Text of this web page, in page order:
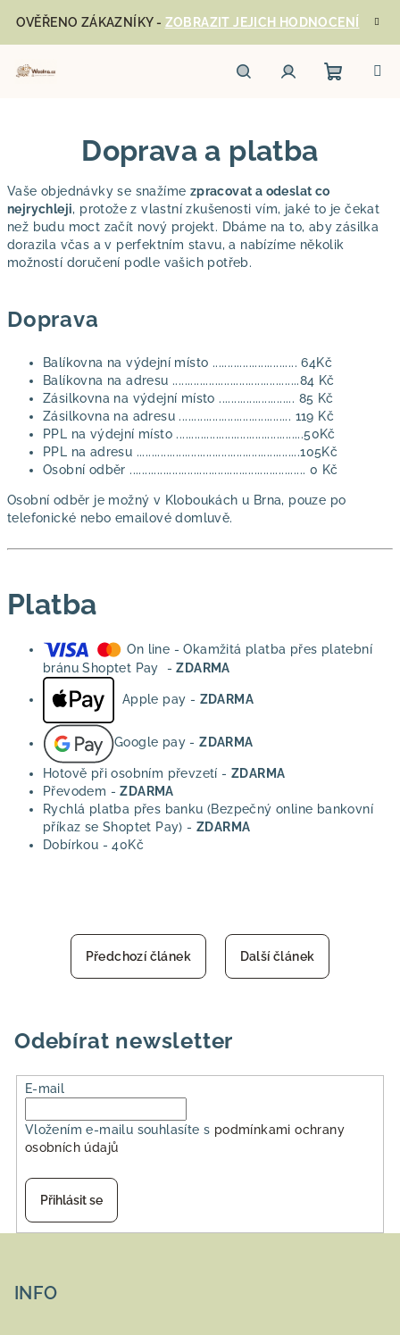
obsah
OVĚŘENO ZÁKAZNÍKY - ZOBRAZIT JEJICH HODNOCENÍ
Doprava a platba
Vaše objednávky se snažíme zpracovat a odeslat co
nejrychleji, protože z vlastní zkušenosti vím, jaké to je čekat
než budu moct začít nový projekt. Dbáme na to, aby zásilka
dorazila včas a v perfektním stavu, a nabízíme několik
možností doručení podle vašich potřeb.
Doprava
Balíkovna na výdejní místo ............................ 64Kč
Balíkovna na adresu ..........................................84 Kč
Zásilkovna na výdejní místo ......................... 85 Kč
Zásilkovna na adresu ..................................... 119 Kč
PPL na výdejní místo ..........................................50Kč
PPL na adresu ......................................................105Kč
Osobní odběr .......................................................... 0 Kč
Osobní odběr je možný v Kloboukách u Brna, pouze po
telefonické nebo emailové domluvě.
Platba
On line - Okamžitá platba přes platební
bránu Shoptet Pay -ZDARMA
Apple pay - ZDARMA
Google pay -ZDARMA
Hotově při osobním převzetí - ZDARMA
Převodem -ZDARMA
Rychlá platba přes banku (Bezpečný online bankovní
příkaz se Shoptet Pay) - ZDARMA
Dobírkou - 40Kč
Předchozí článek Další článek
Odebírat newsletter
E-mail
Vložením e-mailu souhlasíte s podmínkami ochrany
osobních údajů
Přihlásit se
INFO